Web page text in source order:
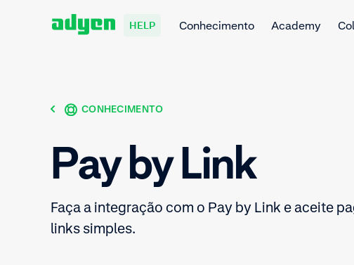
HELP Conhecimento Academy
CONHECIMENTO
Pay by Link
Faça a integração com o Pay by Link e aceite
links simples.